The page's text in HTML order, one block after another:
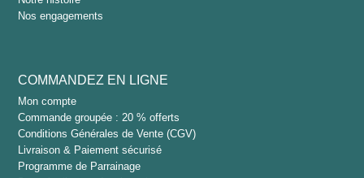
Nos engagements
COMMANDEZ EN LIGNE
Mon compte
Commande groupée : 20 % offerts
Conditions Générales de Vente (CGV)
Livraison & Paiement sécurisé
Programme de Parrainage